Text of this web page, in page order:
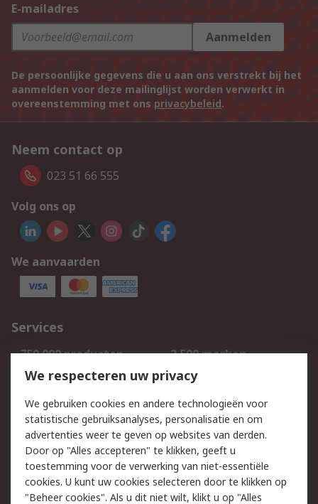
E-mailadres
Aanmelden
De persoonlijke gegevens die u aan ons verstrekt bij het
aanmelden voor deze mailinglijst worden verwerkt in
overeenstemming met ons privacybeleid.
Neem contact op
023 51 66 555
Volg ons op
We aanvaarden
Services
750.000 producten
2.500 merken
Bestellen
Inkoopoplossingen
Track & Trace
Wettelijk
Cookiebeleid
Email veiligheid
Privacybeleid
Websitevoorwaarden
We respecteren uw privacy
We gebruiken cookies en andere technologieën voor
statistische gebruiksanalyses, personalisatie en om
advertenties weer te geven op websites van derden.
Door op "Alles accepteren" te klikken, geeft u
toestemming voor de verwerking van niet-essentiële
cookies. U kunt uw cookies selecteren door te klikken op
"Beheer cookies". Als u dit niet wilt, klikt u op "Alles